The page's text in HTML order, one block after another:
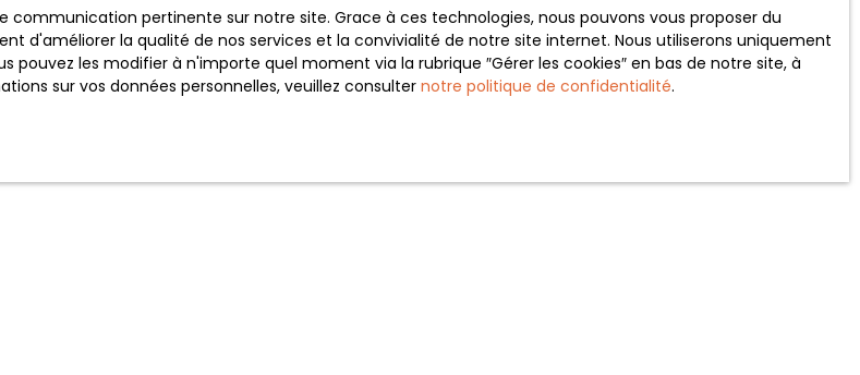
données personnelles, veuillez consulter notrepolitique de confidentialité
Recevoir des annonces
pertinente sur notre site. Grace à ces technologies, nous pouvons vous proposer du
d'améliorer la qualité de nos services et la convivialité de notre site internet. Nous utiliserons uniquement
pouvez les modifier à n'importe quel moment via la rubrique ″Gérer les cookies″ en bas de notre site, à
sur vos données personnelles, veuillez consulternotre politique de confidentialité.